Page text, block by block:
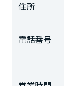
住所
電話番号
宮崎県